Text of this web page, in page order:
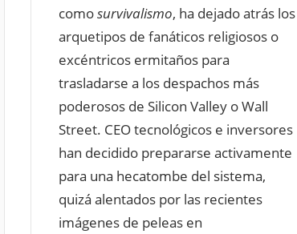
comosurvivalismo, ha dejado atrás los
arquetipos de fanáticos religiosos o
excéntricos ermitaños para
trasladarse a los despachos más
poderosos de Silicon Valley o Wall
Street. CEO tecnológicos e inversores
han decidido prepararse activamente
para una hecatombe del sistema,
quizá alentados por las recientes
imágenes de peleas en